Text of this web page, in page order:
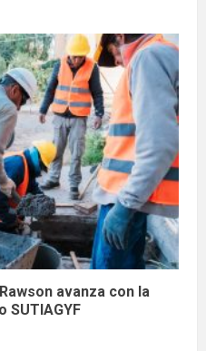
avanza con la
SUTIAGYF